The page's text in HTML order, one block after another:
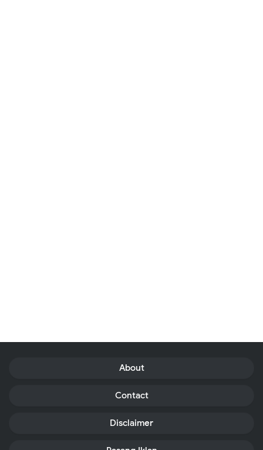
About
Contact
Disclaimer